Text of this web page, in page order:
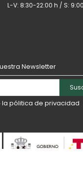
L-V: 8:30-22:00 h / S:
Newsletter
la pólitica de privacidad